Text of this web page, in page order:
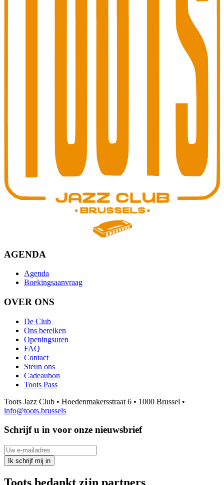
AGENDA
Agenda
Boekingsaanvraag
OVER ONS
De Club
Ons bereiken
Openingsuren
FAQ
Contact
Steun ons
Cadeaubon
Toots Pass
Toots Jazz Club • Hoedenmakersstraat 6 • 1000 Brussel •
info@toots.brussels
Schrijf u in voor onze nieuwsbrief
Uw e-mailadres
Ik schrijf mij in